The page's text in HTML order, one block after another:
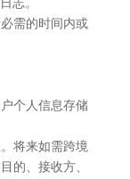
需的时间内或
个人信息存储
将来如需跨境
的、接收方、